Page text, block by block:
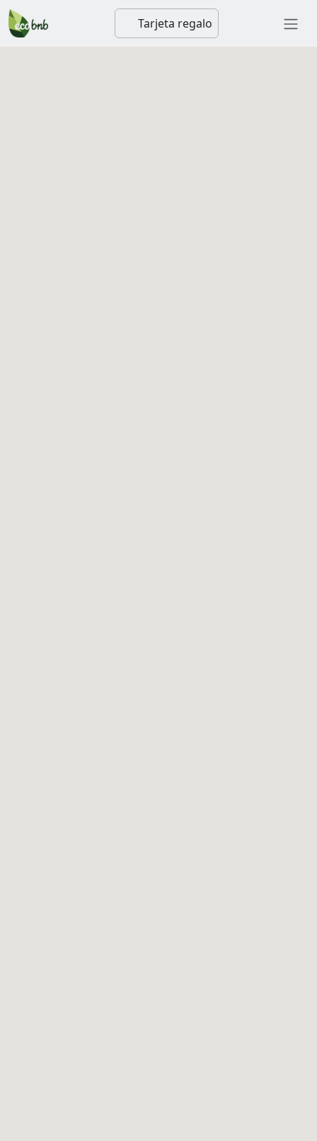
Tarjeta regalo